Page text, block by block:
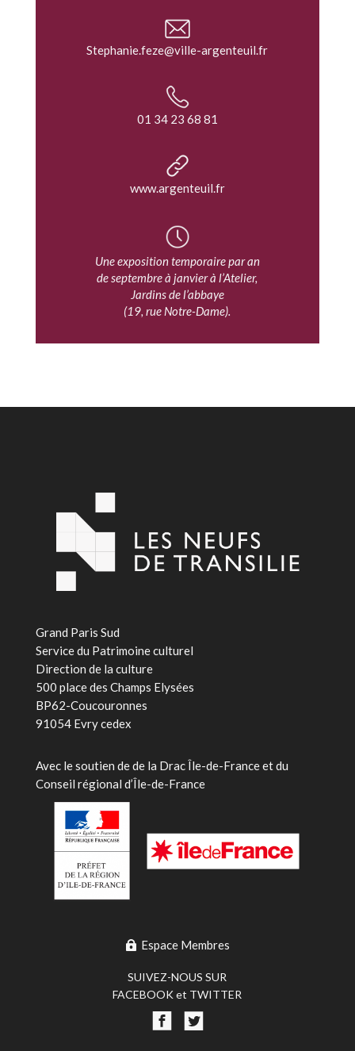
Stephanie.feze@ville-argenteuil.fr
01 34 23 68 81
www.argenteuil.fr
Une exposition temporaire par an
de septembre à janvier à l’Atelier,
Jardins de l’abbaye
(19, rue Notre-Dame).
Grand Paris Sud
Service du Patrimoine culturel
Direction de la culture
500 place des Champs Elysées
BP62-Coucouronnes
91054 Evry cedex
Avec le soutien dede la Drac Île-de-France et du
Conseil régional d’Île-de-France
Espace Membres
SUIVEZ-NOUS SUR
FACEBOOK et TWITTER